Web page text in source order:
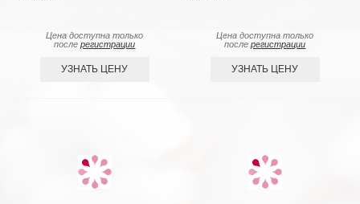
Цена доступна только
послерегистрации
УЗНАТЬ ЦЕНУ
Цена доступна только
послерегистрации
УЗНАТЬ ЦЕНУ